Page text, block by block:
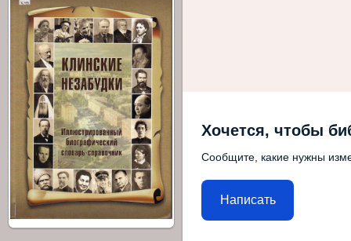
Хочется, чтобы
Сообщите, какие нужны
Написать